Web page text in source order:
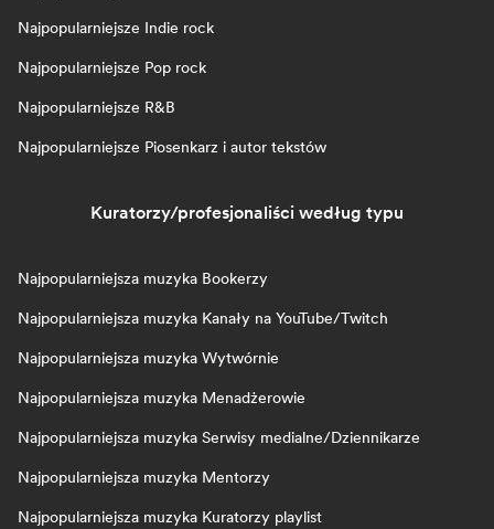
Najpopularniejsze Indie rock
Najpopularniejsze Pop rock
Najpopularniejsze R&B
Najpopularniejsze Piosenkarz i autor tekstów
Kuratorzy/profesjonaliści według typu
Najpopularniejsza muzyka Bookerzy
Najpopularniejsza muzyka Kanały na YouTube/Twitch
Najpopularniejsza muzyka Wytwórnie
Najpopularniejsza muzyka Menadżerowie
Najpopularniejsza muzyka Serwisy medialne/Dziennikarze
Najpopularniejsza muzyka Mentorzy
Najpopularniejsza muzyka Kuratorzy playlist